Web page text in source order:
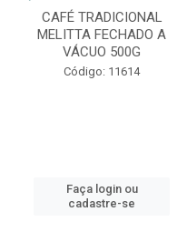
CAFÉ TRADICIONAL
MELITTA FECHADO A
VÁCUO 500G
Código: 11614
Faça login ou
cadastre-se